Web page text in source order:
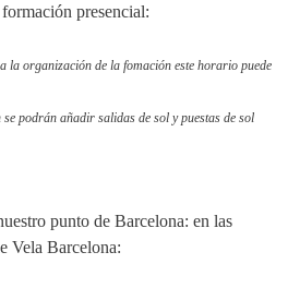
presencial:
la organización de la fomación este horario puede
podrán añadir salidas de sol y puestas de sol
punto de Barcelona: en las
Vela Barcelona: